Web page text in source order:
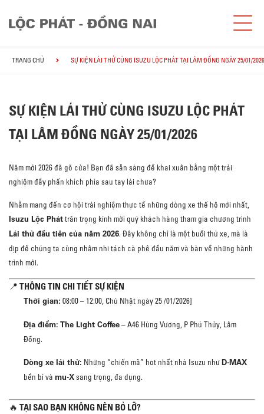
TRANG CHỦ SỰ KIỆN LÁI THỬ CÙNG ISUZU LỘC PHÁT TẠI LÂM ĐỒNG NGÀY 25/01/2026
SỰ KIỆN LÁI THỬ CÙNG ISUZU LỘC PHÁT
TẠI LÂM ĐỒNG NGÀY 25/01/2026
Năm mới 2026 đã gõ cửa! Bạn đã sẵn sàng để khai xuân bằng một trải
nghiệm đầy phấn khích phía sau tay lái chưa?
Nhằm mang đến cơ hội trải nghiệm thực tế những dòng xe thế hệ mới nhất,
Isuzu Lộc Pháttrân trọng kính mời quý khách hàng tham gia chương trình
Lái thử đầu tiên của năm 2026. Đây không chỉ là một buổi thử xe, mà là
dịp để chúng ta cùng nhâm nhi tách cà phê đầu năm và bàn về những hành
trình mới.
📍 THÔNG TIN CHI TIẾT SỰ KIỆN
Thời gian: 08:00 – 12:00, Chủ Nhật ngày 25 /01/2026]
Địa điểm: The Light Coffee– A46 Hùng Vương, P Phú Thủy, Lâm
Đồng.
Dòng xe lái thử: Những “chiến mã” hot nhất nhà Isuzu nhưD-MAX
bền bỉ và mu-Xsang trọng, đa dụng.
🔥 TẠI SAO BẠN KHÔNG NÊN BỎ LỠ?